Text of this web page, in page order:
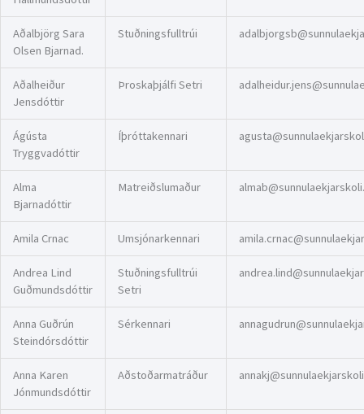
Aðalbjörg Sara
Olsen Bjarnad.
Stuðningsfulltrúi
Aðalheiður
Jensdóttir
Þroskaþjálfi Setri
Ágústa
Tryggvadóttir
Íþróttakennari
Alma
Bjarnadóttir
Matreiðslumaður
Amila Crnac Umsjónarkennari
Andrea Lind
Guðmundsdóttir
Stuðningsfulltrúi
Setri
Anna Guðrún
Steindórsdóttir
Sérkennari
Anna Karen
Jónmundsdóttir
Aðstoðarmatráður